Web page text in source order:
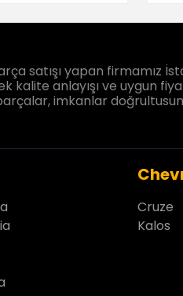
satışı yapan firmamız
kalite anlayışı ve uygun
imkanlar
Cruze
Kalos